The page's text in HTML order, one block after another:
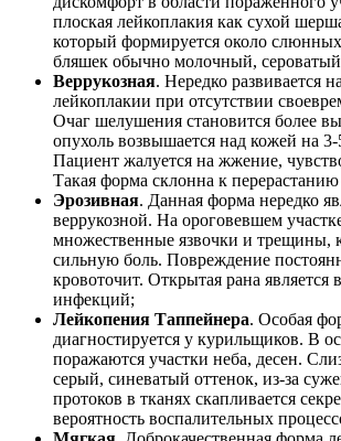
плоская лейкоплакия как сухой
который формируется около
бляшек обычно молочный,
Веррукозная. Нередко развивается
лейкоплакии при отсутствии
Очаг шелушения становится более
опухоль возвышается над кожей на
Пациент жалуется на жжение,
Такая форма склонна к перерастанию
Эрозивная. Данная форма нередко
веррукозной. На ороговевшем
множественные язвочки и трещины,
сильную боль. Повреждение
кровоточит. Открытая рана является
инфекций;
Лейкопения Таппейнера. Особая
диагностируется у курильщиков. В
поражаются участки неба, десен.
серый, синеватый оттенок, из-за
протоков в тканях скапливается
вероятность воспалительных